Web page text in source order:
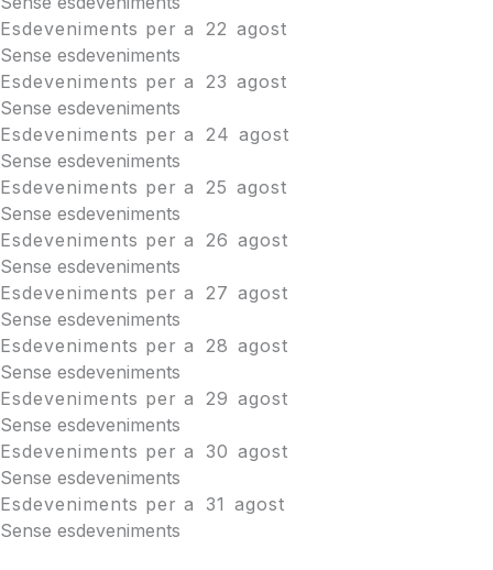
Esdeveniments per a
22 agost
Sense esdeveniments
Esdeveniments per a
23 agost
Sense esdeveniments
Esdeveniments per a
24 agost
Sense esdeveniments
Esdeveniments per a
25 agost
Sense esdeveniments
Esdeveniments per a
26 agost
Sense esdeveniments
Esdeveniments per a
27 agost
Sense esdeveniments
Esdeveniments per a
28 agost
Sense esdeveniments
Esdeveniments per a
29 agost
Sense esdeveniments
Esdeveniments per a 30 agost
Sense esdeveniments
Esdeveniments per a 31 agost
Sense esdeveniments